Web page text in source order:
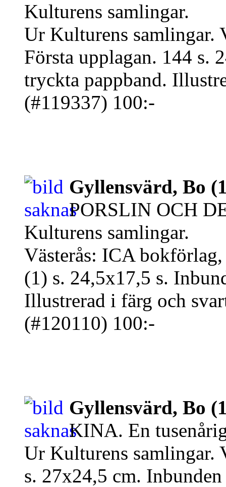
Kulturens samlingar.
Ur Kulturens samlingar.
Första upplagan. 144 s.
tryckta pappband.
(#119337) 100:-
Gyllensvärd, Bo
PORSLIN OCH
Kulturens samlingar.
Västerås: ICA
(1) s. 24,5x17,5 s.
Illustrerad i färg och
(#120110) 100:-
Gyllensvärd, Bo
KINA. En
Ur Kulturens samlingar.
s. 27x24,5 cm.